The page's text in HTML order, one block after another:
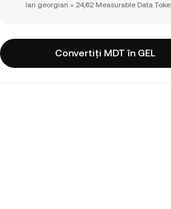
lari georgian = 24,62 Measurable Data
Convertiți MDT în GEL